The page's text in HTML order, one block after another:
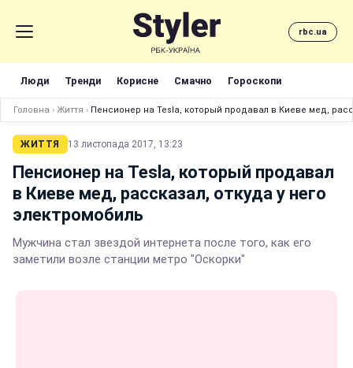
rbc.ua
Люди Тренди Корисне Смачно Гороскопи
Головна › Життя › Пенсионер на Tesla, который продавал в Киеве мед,
ЖИТТЯ 13 листопада 2017, 13:23
Пенсионер на Tesla, который продавал
в Киеве мед, рассказал, откуда у него
электромобиль
Мужчина стал звездой интернета после того, как его
заметили возле станции метро "Оскорки"